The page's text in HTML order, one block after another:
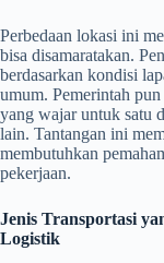
Perbedaan lokasi ini
bisa disamaratakan.
berdasarkan kondisi
umum. Pemerintah
yang wajar untuk satu
lain. Tantangan ini
membutuhkan
pekerjaan.
Jenis Transportasi
Logistik